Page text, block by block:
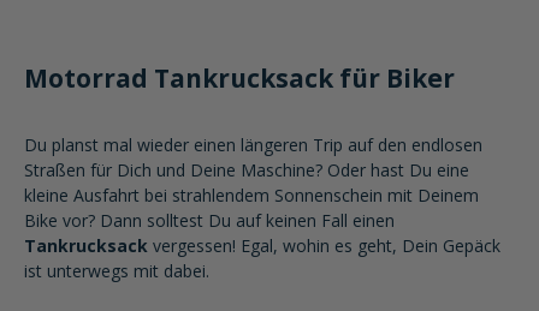
Motorrad Tankrucksack für Biker
Du planst mal wieder einen längeren Trip auf den endlosen
Straßen für Dich und Deine Maschine? Oder hast Du eine
kleine Ausfahrt bei strahlendem Sonnenschein mit Deinem
Bike vor? Dann solltest Du auf keinen Fall einen
Tankrucksack vergessen! Egal, wohin es geht, Dein Gepäck
ist unterwegs mit dabei.